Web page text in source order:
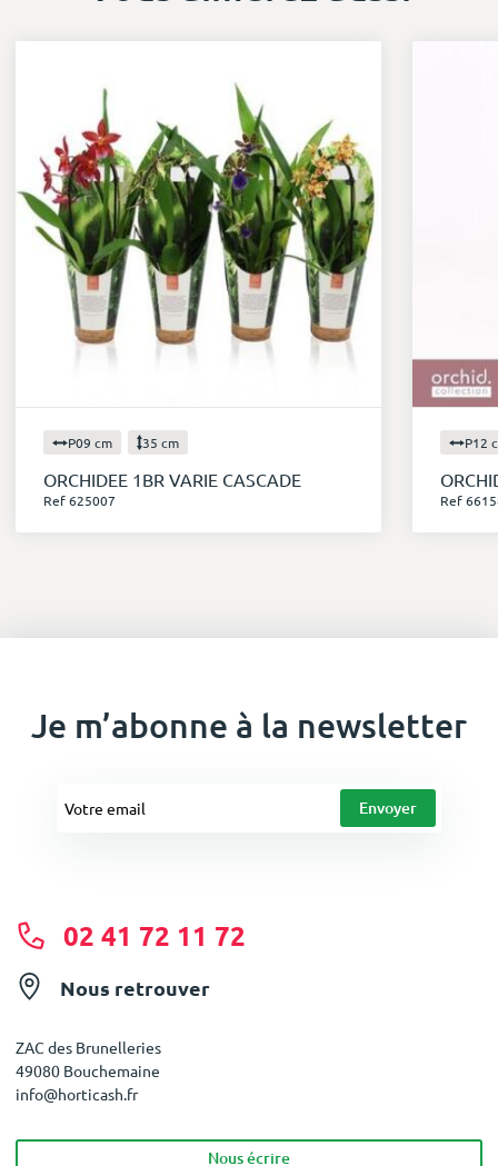
P09 cm 35 cm
ORCHIDEE 1BR VARIE CASCADE
Ref 625007
P12
Ref
Je m’abonne à la newsletter
02 41 72 11 72
Nous retrouver
ZAC des Brunelleries
49080 Bouchemaine
info@horticash.fr
Nous écrire